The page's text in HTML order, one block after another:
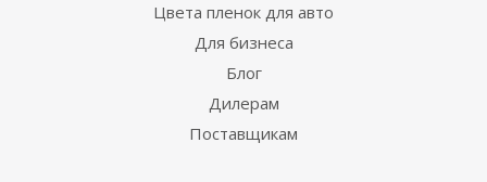
Цвета пленок для авто
Для бизнеса
Блог
Дилерам
Поставщикам